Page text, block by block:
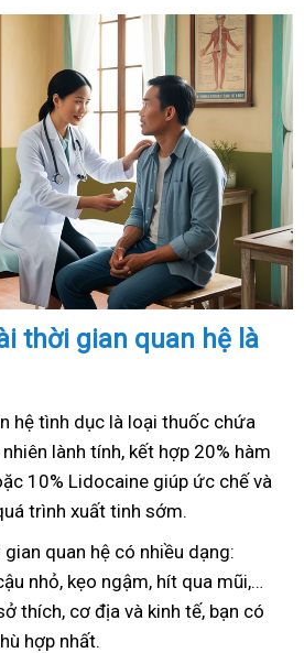
thời gian quan hệ là
hệ tình dục là loại thuốc chứa
lành tính, kết hợp 20% hàm
10% Lidocaine giúp ức chế và
trình xuất tinh sớm.
quan hệ có nhiều dạng:
nhỏ, kẹo ngậm, hít qua mũi,…
thích, cơ địa và kinh tế, bạn có
hợp nhất.